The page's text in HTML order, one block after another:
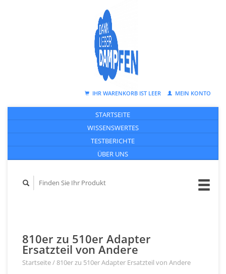
IHR WARENKORB IST LEER MEIN KONTO
STARTSEITE
WISSENSWERTES
TESTBERICHTE
ÜBER UNS
810er zu 510er Adapter
Ersatzteil von Andere
Startseite/810er zu 510er Adapter Ersatzteil von Andere